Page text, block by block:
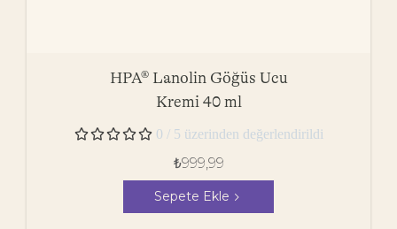
HPA® Lanolin Göğüs Ucu
Kremi 40 ml
 0 / 5 üzerinden değerlendirildi
₺999,99
Sepete Ekle